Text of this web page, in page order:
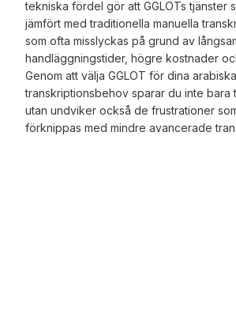
tekniska fördel gör att GGLOTs tjänster
jämfört med traditionella manuella
som ofta misslyckas på grund av
handläggningstider, högre kostnader
Genom att välja GGLOT för dina arabiska
transkriptionsbehov sparar du inte bara
utan undviker också de frustrationer
förknippas med mindre avancerade